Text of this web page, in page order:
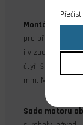
Montáž motoru:
pro přední
i v zadní
čtyři šrouby M3,
mm. Motorová
Sada motoru
Přečíst